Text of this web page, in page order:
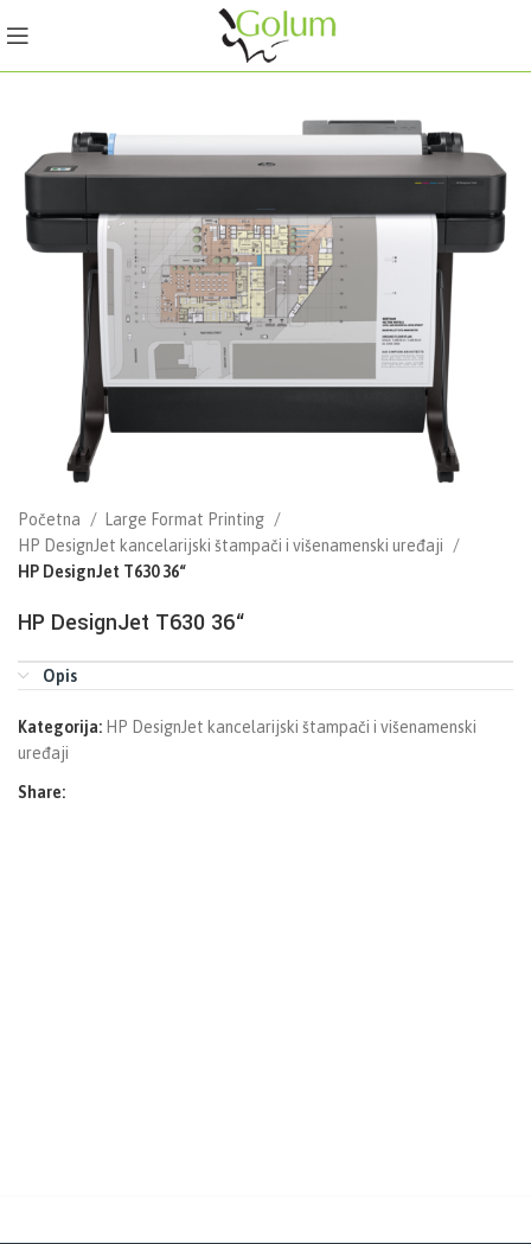
Početna
Large Format Printing
HP DesignJet kancelarijski štampači i višenamenski uređaji
HP DesignJet T630 36“
HP DesignJet T630 36“
Opis
Kategorija: HP DesignJet kancelarijski štampači i višenamenski
uređaji
Share: